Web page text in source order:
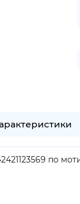
по